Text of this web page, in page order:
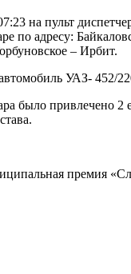
на пульт
по адресу:
– Ирбит.
УАЗ- 452/
было привлечено 2
премия